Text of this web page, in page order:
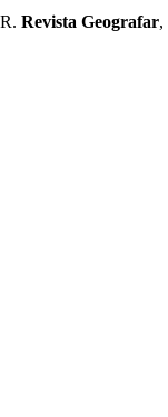
Revista Geografar,